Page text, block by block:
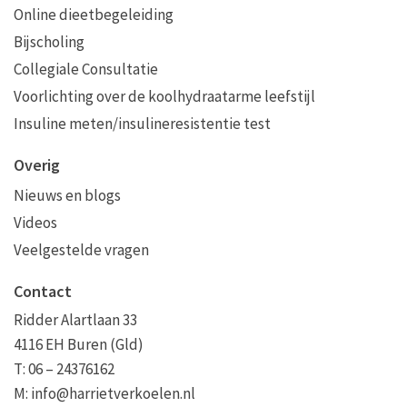
Online dieetbegeleiding
Bijscholing
Collegiale Consultatie
Voorlichting over de koolhydraatarme leefstijl
Insuline meten/insulineresistentie test
Overig
Nieuws en blogs
Videos
Veelgestelde vragen
Contact
Ridder Alartlaan 33
4116 EH Buren (Gld)
T: 06 – 24376162
M: info@harrietverkoelen.nl